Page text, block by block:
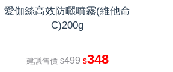
愛伽絲高效防曬噴霧(維他命
C)200g
建議售價 $499 $348